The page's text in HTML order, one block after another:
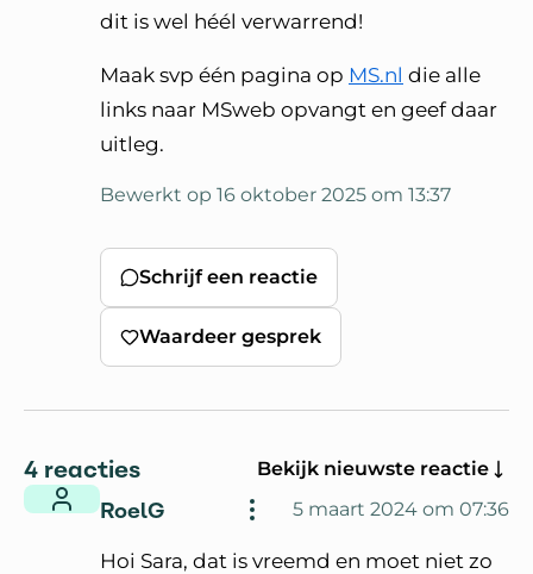
dit is wel héél verwarrend!
Maak svp één pagina op MS.nl die alle
links naar MSweb opvangt en geef daar
uitleg.
Bewerkt op 16 oktober 2025 om 13:37
Schrijf een reactie
Waardeer gesprek
4 reacties Bekijk nieuwste reactie
RoelG 5 maart 2024 om 07:36
Hoi Sara, dat is vreemd en moet niet zo